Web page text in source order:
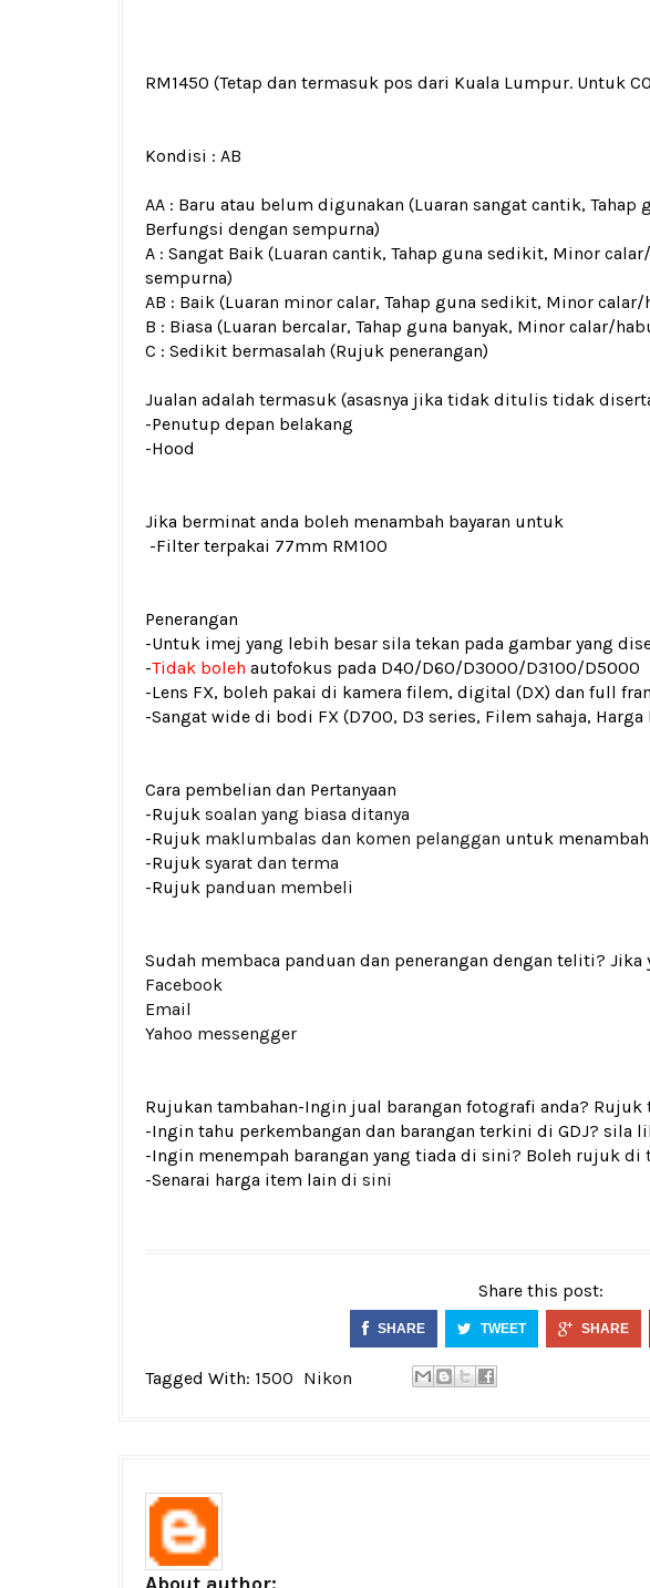
RM1450 (Tetap dan termasuk pos dari Kuala Lumpur. Untuk
Kondisi : AB
AA : Baru atau belum digunakan (Luaran sangat cantik, Tahap
Berfungsi dengan sempurna)
A : Sangat Baik (Luaran cantik, Tahap guna sedikit, Minor
sempurna)
AB : Baik (Luaran minor calar, Tahap guna sedikit, Minor
B : Biasa (Luaran bercalar, Tahap guna banyak, Minor calar/
C : Sedikit bermasalah (Rujuk penerangan)
Jualan adalah termasuk (asasnya jika tidak ditulis tidak
-Penutup depan belakang
-Hood
Jika berminat anda boleh menambah bayaran untuk
-Filter terpakai 77mm RM100
Penerangan
-Untuk imej yang lebih besar sila tekan pada gambar yang
-Tidak boleh autofokus pada D40/D60/D3000/D3100/D5000
-Lens FX, boleh pakai di kamera filem, digital (DX) dan full
-Sangat wide di bodi FX (D700, D3 series, Filem sahaja,
Cara pembelian dan Pertanyaan
-Rujuk soalan yang biasa ditanya
-Rujuk maklumbalas dan komen pelanggan untuk
-Rujuk syarat dan terma
-Rujuk panduan membeli
Sudah membaca panduan dan penerangan dengan teliti?
Facebook
Email
Yahoo messengger
Rujukan tambahan-Ingin jual barangan fotografi anda? Rujuk
-Ingin tahu perkembangan dan barangan terkini di GDJ? sila
-Ingin menempah barangan yang tiada di sini? Boleh rujuk di
-Senarai harga item lain di sini
Share this post:
SHARE TWEET SHARE
Tagged With: 1500 Nikon